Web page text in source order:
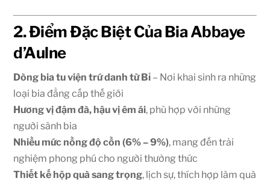
2. Điểm Đặc Biệt Của Bia Abbaye
d’Aulne
Dòng bia tu viện trứ danh từ Bỉ – Nơi khai sinh ra những
loại bia đẳng cấp thế giới
Hương vị đậm đà, hậu vị êm ái, phù hợp với những
người sành bia
Nhiều mức nồng độ cồn (6% – 9%), mang đến trải
nghiệm phong phú cho người thưởng thức
Thiết kế hộp quà sang trọng, lịch sự, thích hợp làm quà